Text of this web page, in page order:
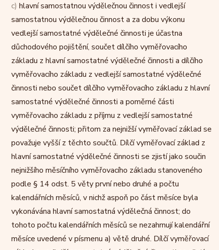
c) hlavní samostatnou výdělečnou činnost i vedlejší
samostatnou výdělečnou činnost a za dobu výkonu
vedlejší samostatné výdělečné činnosti je účastna
důchodového pojištění, součet dílčího vyměřovacího
základu z hlavní samostatné výdělečné činnosti a dílčího
vyměřovacího základu z vedlejší samostatné výdělečné
činnosti nebo součet dílčího vyměřovacího základu z hlavní
samostatné výdělečné činnosti a poměrné části
vyměřovacího základu z příjmu z vedlejší samostatné
výdělečné činnosti; přitom za nejnižší vyměřovací základ se
považuje vyšší z těchto součtů. Dílčí vyměřovací základ z
hlavní samostatné výdělečné činnosti se zjistí jako součin
nejnižšího měsíčního vyměřovacího základu stanoveného
podle § 14 odst. 5 věty první nebo druhé a počtu
kalendářních měsíců, v nichž aspoň po část měsíce byla
vykonávána hlavní samostatná výdělečná činnost; do
tohoto počtu kalendářních měsíců se nezahrnují kalendářní
měsíce uvedené v písmenu a) větě druhé. Dílčí vyměřovací